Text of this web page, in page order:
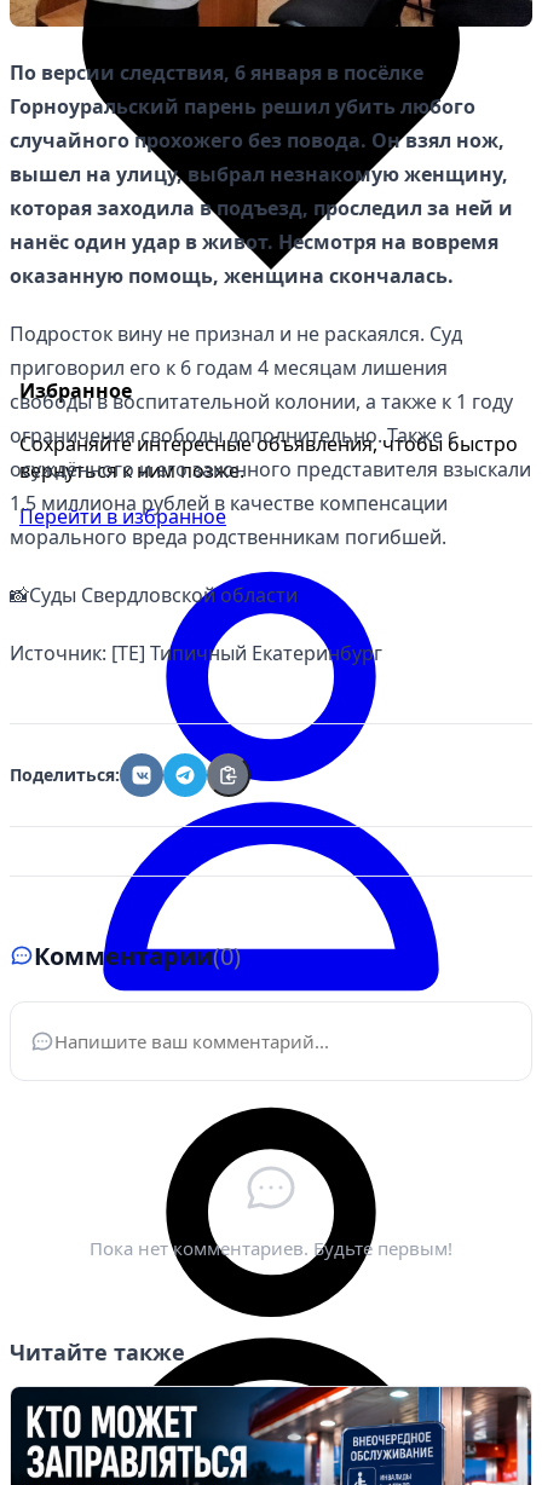
Избранное
Сохраняйте интересные объявления, чтобы быстро
вернуться к ним позже.
Перейти в избранное
Войти
По версии следствия, 6 января в посёлке
Горноуральский парень решил убить любого
случайного прохожего без повода. Он взял нож,
вышел на улицу, выбрал незнакомую женщину,
которая заходила в подъезд, проследил за ней и
нанёс один удар в живот. Несмотря на вовремя
оказанную помощь, женщина скончалась.
Подросток вину не признал и не раскаялся. Суд
приговорил его к 6 годам 4 месяцам лишения
свободы в воспитательной колонии, а также к 1 году
ограничения свободы дополнительно. Также с
осуждённого и его законного представителя взыскали
1,5 миллиона рублей в качестве компенсации
морального вреда родственникам погибшей.
📸Суды Свердловской области
Источник: [ТЕ] Типичный Екатеринбург
Поделиться:
Комментарии(0)
Ваше имя*
Электронная почта
Пока нет комментариев. Будьте первым!
Читайте также